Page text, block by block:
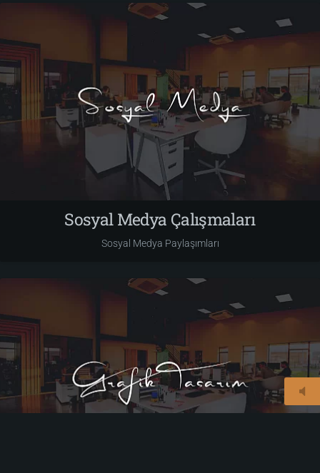
Sosyal Medya Çalışmaları
Sosyal Medya Paylaşımları
© 2026taksimajans.com